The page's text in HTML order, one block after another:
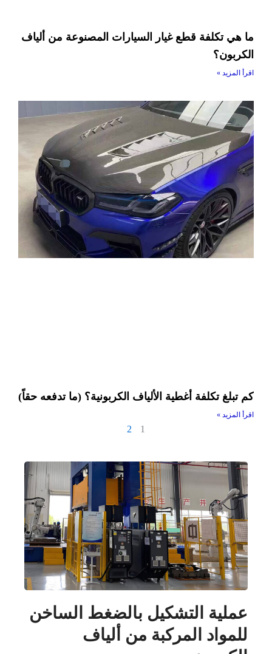
ما هي تكلفة قطع غيار السيارات المصنوعة من ألياف
الكربون؟
اقرأ المزيد »
كم تبلغ تكلفة أغطية الألياف الكربونية؟ (ما تدفعه حقاً)
اقرأ المزيد »
1
2
عملية التشكيل بالضغط الساخن
للمواد المركبة من ألياف